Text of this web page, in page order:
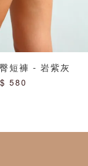
短褲 - 岩紫灰
580